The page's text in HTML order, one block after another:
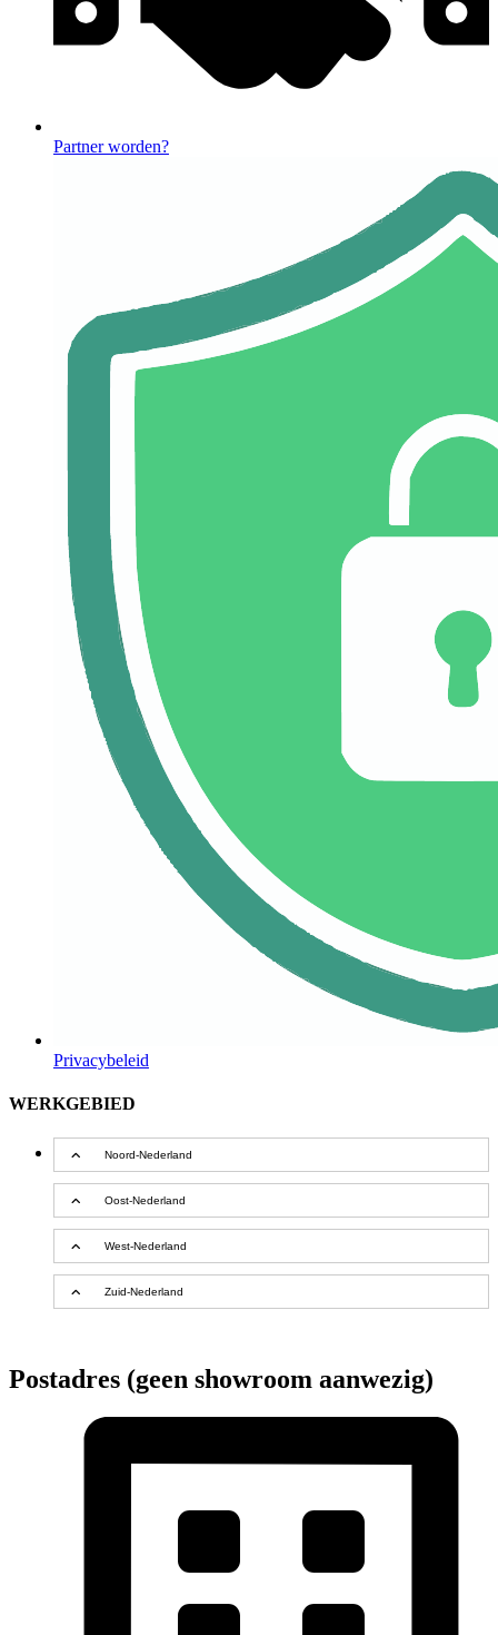
Partner worden?
Privacybeleid
WERKGEBIED
Noord-Nederland
Oost-Nederland
West-Nederland
Zuid-Nederland
Postadres (geen showroom aanwezig)